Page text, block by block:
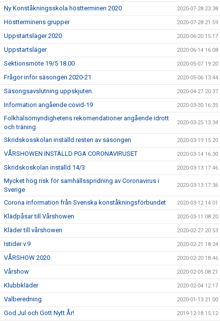
Ny Konståkningsskola höstterminen 2020 2020-07-28 23:38
Höstterminens grupper 2020-07-28 21:59
Uppstartsläger 2020 2020-06-20 15:17
Uppstartsläger 2020-06-14 16:08
Sektionsmöte 19/5 18.00 2020-05-07 19:20
Frågor inför säsongen 2020-21 2020-05-06 13:44
Säsongsavslutning uppskjuten. 2020-04-27 20:37
Information angående covid-19 2020-03-30 16:35
Folkhälsomyndighetens rekomendationer angående idrott
och träning
2020-03-25 13:34
Skridskosskolan inställd resten av säsongen 2020-03-19 15:20
VÅRSHOWEN INSTÄLLD PGA CORONAVIRUSET 2020-03-14 16:30
Skridskoskolan inställd 14/3 2020-03-13 17:46
Mycket hög risk för samhällsspridning av Coronavirus i
Sverige
2020-03-13 17:36
Corona information från Svenska konståkningsförbundet 2020-03-12 14:01
Klädpåsar till Vårshowen 2020-03-11 08:20
Kläder till vårshowen 2020-02-27 20:53
Istider v.9 2020-02-21 18:24
VÅRSHOW 2020 2020-02-20 18:46
Vårshow 2020-02-05 08:21
Klubbkläder 2020-02-04 12:17
Valberedning 2020-01-13 21:00
God Jul och Gott Nytt År! 2019-12-18 15:12